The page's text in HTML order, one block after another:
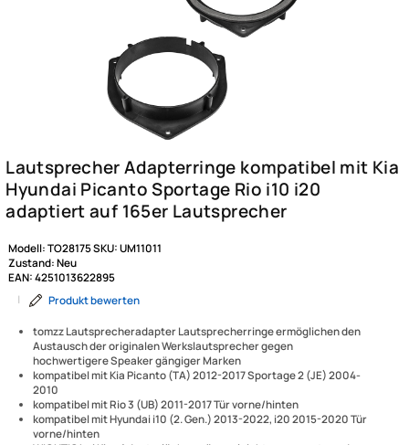
tomzz Lautsprecheradapter Lautsprecherringe ermöglichen den
Austausch der originalen Werkslautsprecher gegen
Zustand:Neu
EAN:4251013622895
|
Produkt bewerten